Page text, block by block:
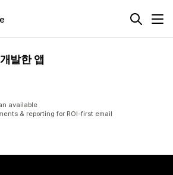
발한 앱
available
& reporting for ROI-first email